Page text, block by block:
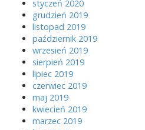
styczeń 2020
grudzień 2019
listopad 2019
październik 2019
wrzesień 2019
sierpień 2019
lipiec 2019
czerwiec 2019
maj 2019
kwiecień 2019
marzec 2019